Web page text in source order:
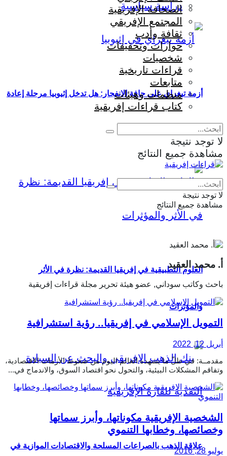
دراسة سياسية
أزمة تيغراي على حافة الانفجار: هل تدخل إثيوبيا مرحلة إعادة
إنتاج الحرب؟
العلوم التطبيقية في إفريقيا القديمة: نظرة في الأثر
والمؤثرات
علاقة الذهب بالصراعات المسلحة والاقتصادات الموازية في
الصحافة الإفريقية
المجتمع الإفريقي
ثقافة وأدب
حوارات وتحقيقات
شخصيات
قراءات تاريخية
متابعات
منظمات وهيئات
كتاب قراءات إفريقية
لا توجد نتيجة
مشاهدة جميع النتائج
لا توجد نتيجة
مشاهدة جميع النتائج
أ. محمد العقيد
باحث وكاتب سوداني, عضو هيئة تحرير مجلة قراءات إفريقية
التمويل الإسلامي في إفريقيا.. رؤية استشرافية
أبريل 12, 2022
مقدمــة: في ظلّ ما يشهده العالم اليوم من ضغوط الأزمات الاقتصادية،
وتفاقم المشكلات البيئية، والتحول نحو اقتصاد السوق، والاندماج في...
الشخصية الإفريقية مكوناتها، وأبرز سماتها
وخصائصها، وخطابها التنموي
يوليو 28, 2016